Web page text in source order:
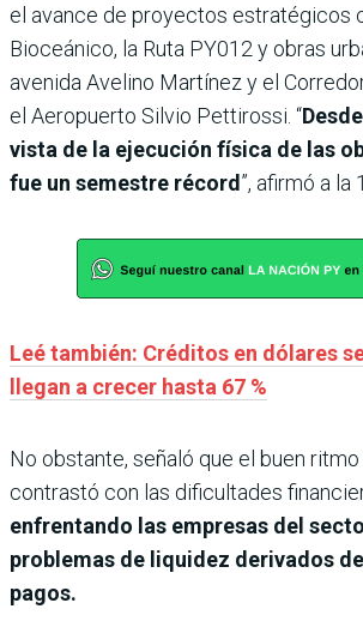
el avance de proyectos estratégicos
Bioceánico, la Ruta PY012 y obras
avenida Avelino Martínez y el
el Aeropuerto Silvio Pettirossi. “
vista de la ejecución física de las
fue un semestre récord”, afirmó a la
Leé también: Créditos en dólares
llegan a crecer hasta 67 %
No obstante, señaló que el buen
contrastó con las dificultades
enfrentando las empresas del
problemas de liquidez derivados
pagos.